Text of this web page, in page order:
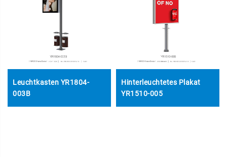
Leuchtkasten YR1804-
003B
Hinterleuchtetes Plakat
YR1510-005